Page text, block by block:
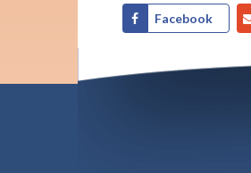
Facebook